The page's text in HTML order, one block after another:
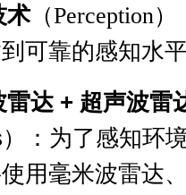
术（Perception）
可靠的感知水
雷达+ 超声波雷
）：为了感知环
用毫米波雷达